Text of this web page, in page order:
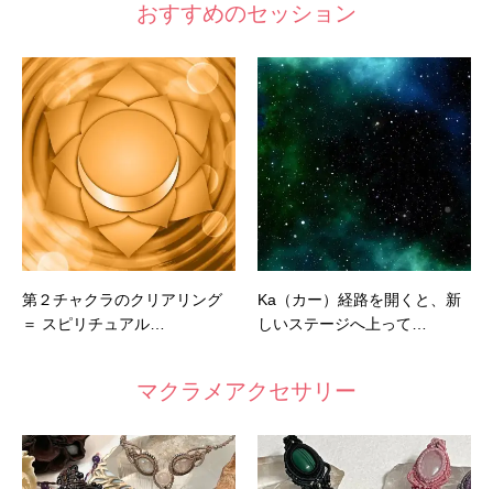
おすすめのセッション
第２チャクラのクリアリング
＝ スピリチュアル…
Ka（カー）経路を開くと、新
しいステージへ上って…
マクラメアクセサリー